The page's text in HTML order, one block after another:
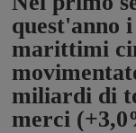
quest'anno
marittimi
miliardi di
merci